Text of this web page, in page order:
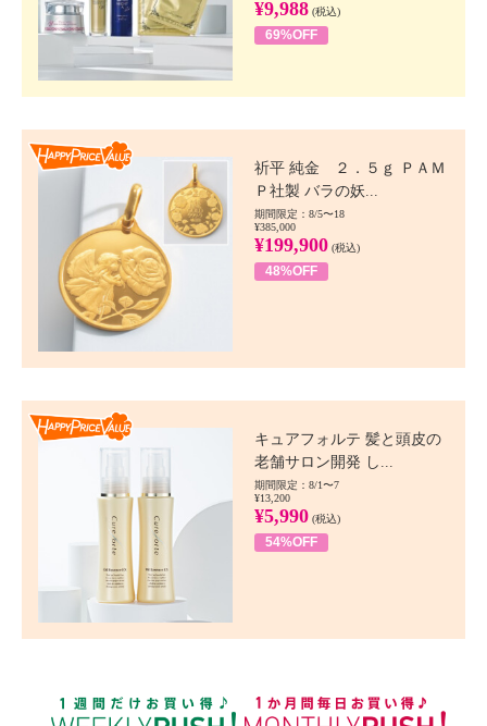
¥9,988 (税込)
69%OFF
祈平 純金 ２．５ｇ ＰＡＭ
Ｐ社製 バラの妖...
期間限定：8/5〜18
¥385,000
¥199,900 (税込)
48%OFF
キュアフォルテ 髪と頭皮の
老舗サロン開発 し...
期間限定：8/1〜7
¥13,200
¥5,990 (税込)
54%OFF